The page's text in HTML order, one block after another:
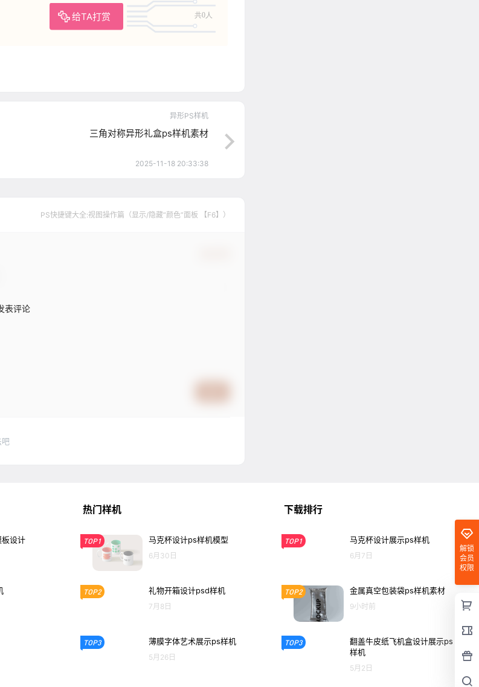
给TA打赏 共0人
异形PS样机
三角对称异形礼盒ps样机素材
2025-11-18 20:33:38
PS快捷键大全:视图操作篇（显示/隐藏“颜色”面板 【F6】）
表评论
吧
解锁
会员
权限
板设计
热门样机
TOP1 马克杯设计ps样机模型
6月30日
TOP2 礼物开箱设计psd样机
7月8日
TOP3 薄膜字体艺术展示ps样机
5月26日
下载排行
TOP1 马克杯设计展示ps样机
6月7日
TOP2 金属真空包装袋ps样机素材
9小时前
TOP3
翻盖牛皮纸飞机盒设计展示ps
样机
5月2日